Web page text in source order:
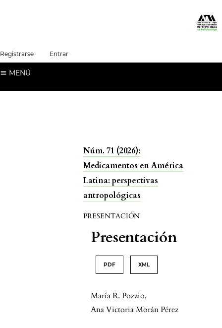
Registrarse Entrar
MENÚ
Núm. 71 (2026):
Medicamentos en América
Latina: perspectivas
antropológicas
PRESENTACIÓN
Presentación
PDF XML
María R. Pozzio,
Ana Victoria Morán Pérez